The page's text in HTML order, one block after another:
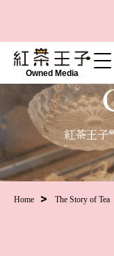
Owned Media
紅茶王子
Home The Story of Tea